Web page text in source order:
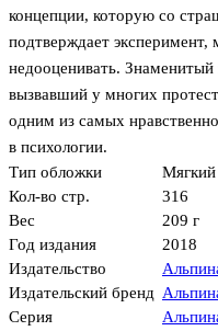
концепции, которую со
подтверждает
недооценивать.
вызвавший у многих
одним из самых
в психологии.
Тип обложки
Мягкий
Кол-во стр.
316
Вес
209 г
Год издания
2018
Издательство
Издательский бренд
Серия